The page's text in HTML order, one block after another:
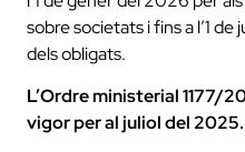
sobre societats i fins a l’1
dels obligats.
L’Ordre ministerial 1177/
vigor per al juliol del 2025.